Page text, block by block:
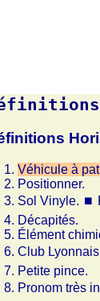
Véhicule à
Positionner.
Sol Vinyle. ⏹
Décapités.
Élément
Club
Petite pince.
Pronom très